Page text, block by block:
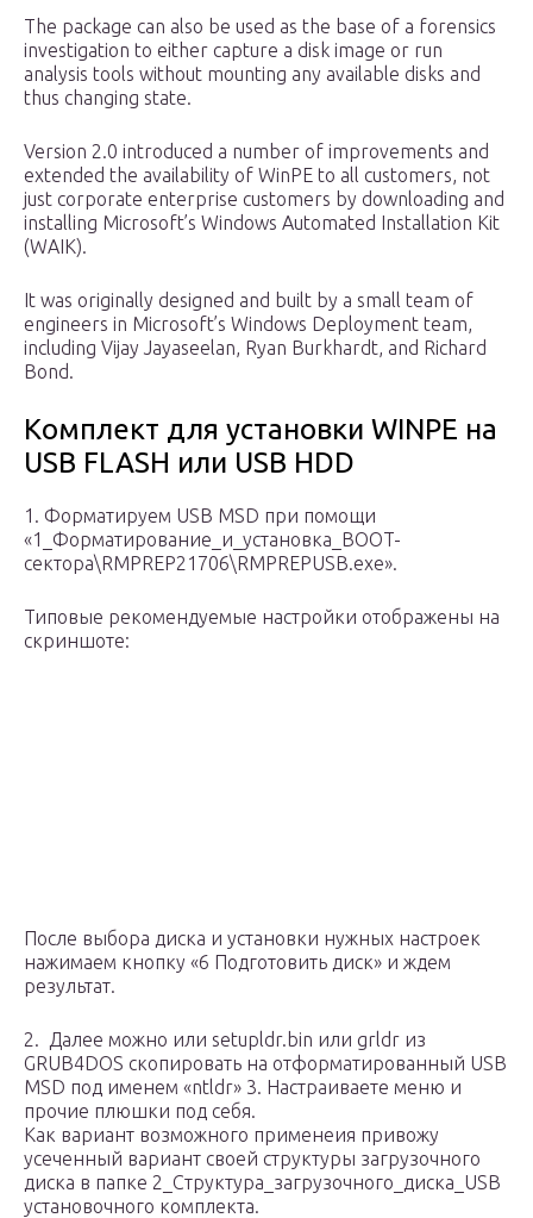
The package can also be used as the base of a forensics
investigation to either capture a disk image or run
analysis tools without mounting any available disks and
thus changing state.
Version 2.0 introduced a number of improvements and
extended the availability of WinPE to all customers, not
just corporate enterprise customers by downloading and
installing Microsoft’s Windows Automated Installation Kit
(WAIK).
It was originally designed and built by a small team of
engineers in Microsoft’s Windows Deployment team,
including Vijay Jayaseelan, Ryan Burkhardt, and Richard
Bond.
Комплект для установки WINPE на
USB FLASH или USB HDD
1. Форматируем USB MSD при помощи
«1_Форматирование_и_установка_BOOT-
сектора\RMPREP21706\RMPREPUSB.exe».
Типовые рекомендуемые настройки отображены на
скриншоте:
После выбора диска и установки нужных настроек
нажимаем кнопку «6 Подготовить диск» и ждем
результат.
2. Далее можно или setupldr.bin или grldr из
GRUB4DOS скопировать на отформатированный USB
MSD под именем «ntldr» 3. Настраиваете меню и
прочие плюшки под себя.
Как вариант возможного применеия привожу
усеченный вариант своей структуры загрузочного
диска в папке 2_Структура_загрузочного_диска_USB
установочного комплекта.